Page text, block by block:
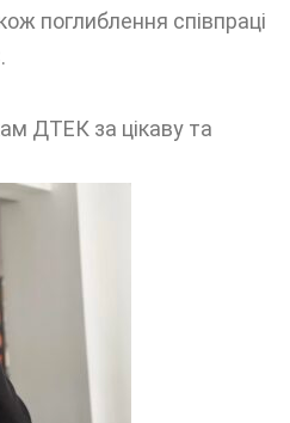
поглиблення співпраці
ДТЕК за цікаву та